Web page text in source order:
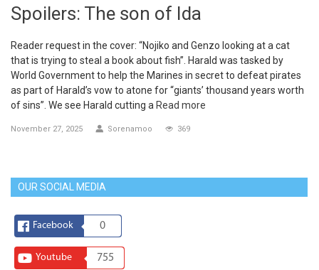
Spoilers: The son of Ida
Reader request in the cover: “Nojiko and Genzo looking at a cat
that is trying to steal a book about fish”. Harald was tasked by
World Government to help the Marines in secret to defeat pirates
as part of Harald’s vow to atone for “giants’ thousand years worth
of sins”. We see Harald cutting a Read more
November 27, 2025 Sorenamoo 369
OUR SOCIAL MEDIA
Facebook 0
Youtube 755